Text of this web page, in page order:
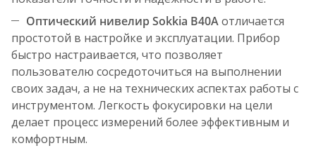
Оптический нивелир Sokkia B40Aотличается
простотой в настройке и эксплуатации. Прибор
быстро настраивается, что позволяет
пользователю сосредоточиться на выполнении
своих задач, а не на технических аспектах работы с
инструментом. Легкость фокусировки на цели
делает процесс измерений более эффективным и
комфортным.